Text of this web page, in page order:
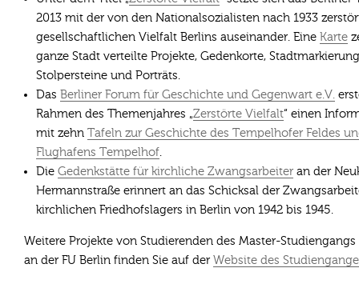
2013 mit der von den Nationalsozialisten nach 1933
gesellschaftlichen Vielfalt Berlins auseinander. Eine Karte
ganze Stadt verteilte Projekte, Gedenkorte,
Stolpersteine und Porträts.
Das Berliner Forum für Geschichte und Gegenwart e.V.
Rahmen des Themenjahres „Zerstörte Vielfalt“ einen
mit zehnTafeln zur Geschichte des Tempelhofer Feldes
Flughafens Tempelhof.
DieGedenkstätte für kirchliche Zwangsarbeiter an der
Hermannstraße erinnert an das Schicksal der
kirchlichen Friedhofslagers in Berlin von 1942 bis 1945.
Weitere Projekte von Studierenden des Master-
an der FU Berlin finden Sie auf der Website des